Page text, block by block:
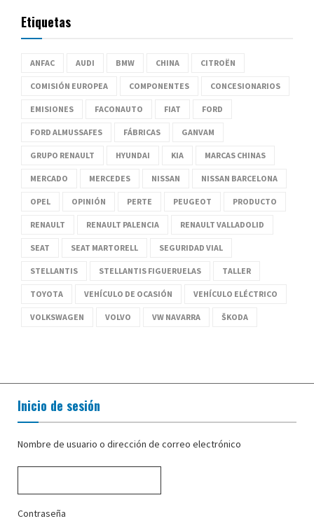
Etiquetas
ANFAC AUDI BMW CHINA CITROËN
COMISIÓN EUROPEA COMPONENTES CONCESIONARIOS
EMISIONES FACONAUTO FIAT FORD
FORD ALMUSSAFES FÁBRICAS GANVAM
GRUPO RENAULT HYUNDAI KIA MARCAS CHINAS
MERCADO MERCEDES NISSAN NISSAN BARCELONA
OPEL OPINIÓN PERTE PEUGEOT PRODUCTO
RENAULT RENAULT PALENCIA RENAULT VALLADOLID
SEAT SEAT MARTORELL SEGURIDAD VIAL
STELLANTIS STELLANTIS FIGUERUELAS TALLER
TOYOTA VEHÍCULO DE OCASIÓN VEHÍCULO ELÉCTRICO
VOLKSWAGEN VOLVO VW NAVARRA ŠKODA
Inicio de sesión
Nombre de usuario o dirección de correo electrónico
Contraseña